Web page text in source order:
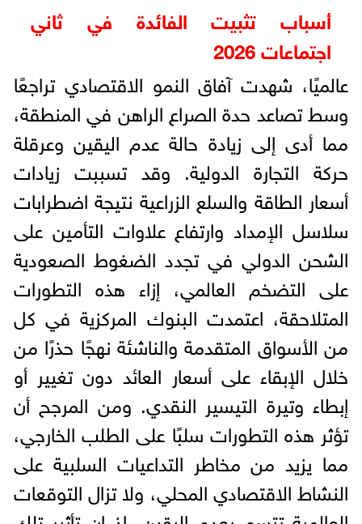
أسباب تثبيت الفائدة في ثاني
اجتماعات 2026
عالميًا، شهدت آفاق النمو الاقتصادي تراجعًا
وسط تصاعد حدة الصراع الراهن في المنطقة،
مما أدى إلى زيادة حالة عدم اليقين وعرقلة
حركة التجارة الدولية. وقد تسببت زيادات
أسعار الطاقة والسلع الزراعية نتيجة اضطرابات
سلاسل الإمداد وارتفاع علاوات التأمين على
الشحن الدولي في تجدد الضغوط الصعودية
على التضخم العالمي، إزاء هذه التطورات
المتلاحقة، اعتمدت البنوك المركزية في كل
من الأسواق المتقدمة والناشئة نهجًا حذرًا من
خلال الإبقاء على أسعار العائد دون تغيير أو
إبطاء وتيرة التيسير النقدي. ومن المرجح أن
تؤثر هذه التطورات سلبًا على الطلب الخارجي،
مما يزيد من مخاطر التداعيات السلبية على
النشاط الاقتصادي المحلي، ولا تزال التوقعات